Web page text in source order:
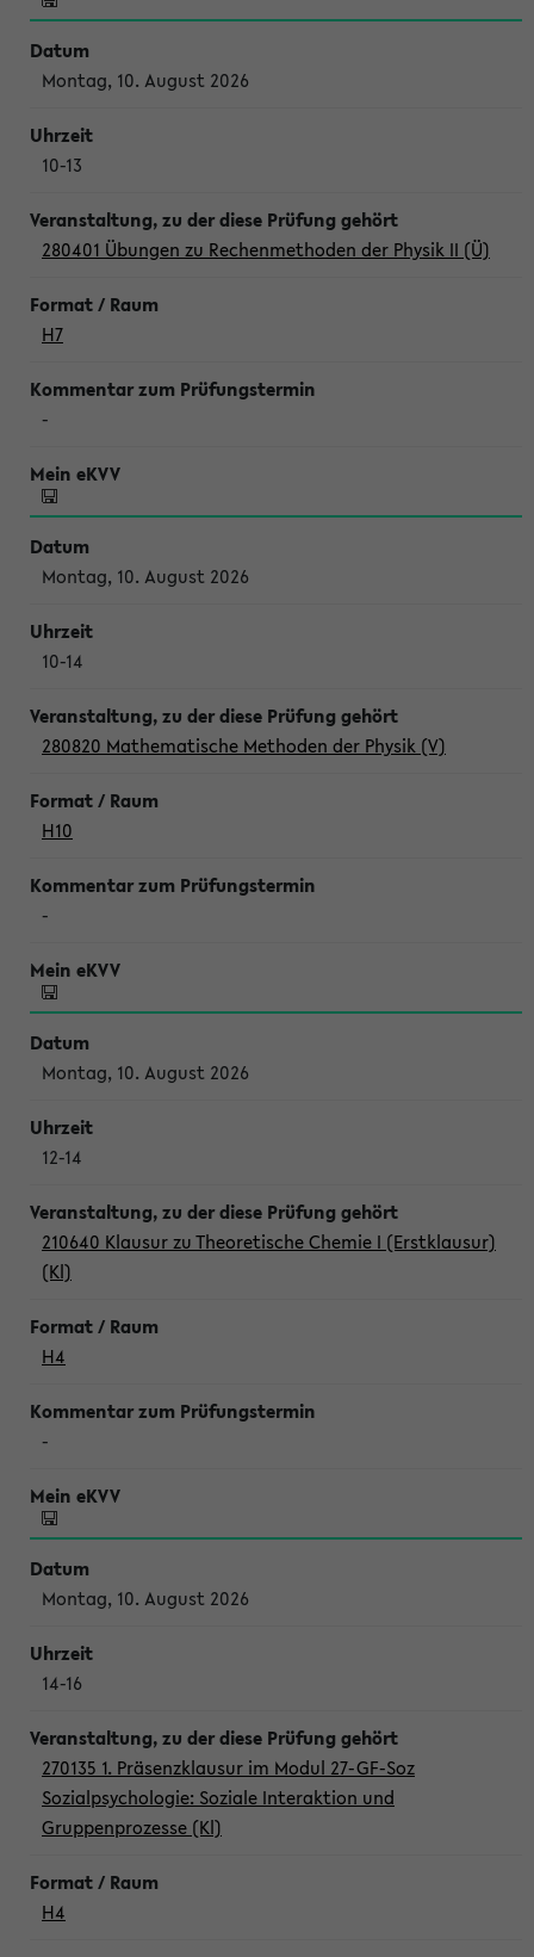
Montag, 10. August 2026
10-13
280401 Übungen zu Rechenmethoden der Physik II (Ü)
H7
-
Montag, 10. August 2026
10-14
280820 Mathematische Methoden der Physik (V)
H10
-
Montag, 10. August 2026
12-14
210640 Klausur zu Theoretische Chemie I (Erstklausur)
(Kl)
H4
-
Montag, 10. August 2026
14-16
270135 1. Präsenzklausur im Modul 27-GF-Soz
Sozialpsychologie: Soziale Interaktion und
Gruppenprozesse (Kl)
H4